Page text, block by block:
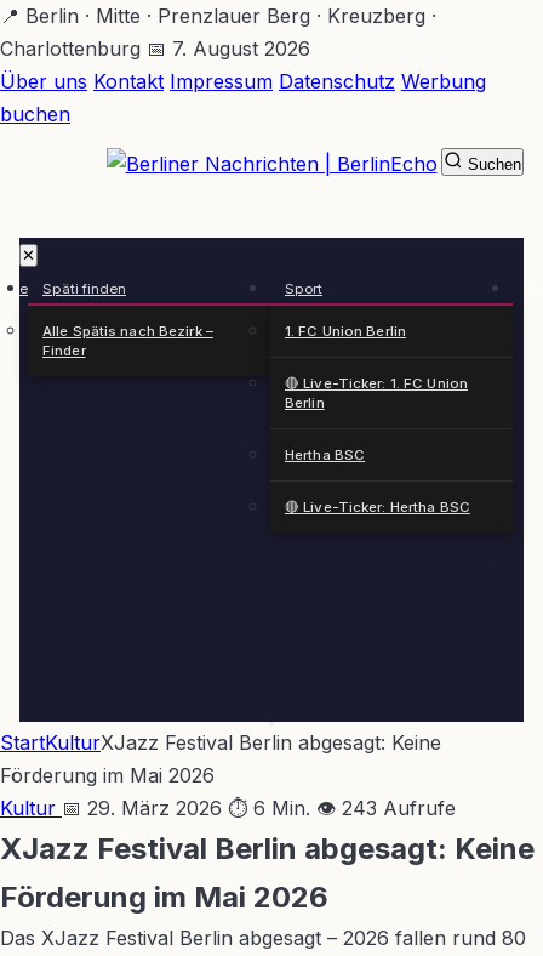
Zum
Hauptinhalt
springen
📍 Berlin · Mitte · Prenzlauer Berg · Kreuzberg ·
Charlottenburg 📅 7. August 2026
Über uns Kontakt Impressum Datenschutz Werbung
buchen
✕
Späti finden
Alle Spätis nach Bezirk –
Finder
Sport
1. FC Union Berlin
🔴 Live-Ticker: 1. FC Union
Berlin
Hertha BSC
🔴 Live-Ticker: Hertha BSC
Suchen
StartKulturXJazz Festival Berlin abgesagt: Keine
Förderung im Mai 2026
Kultur 📅 29. März 2026 ⏱ 6 Min. 👁 243 Aufrufe
XJazz Festival Berlin abgesagt: Keine
Förderung im Mai 2026
Das XJazz Festival Berlin abgesagt – 2026 fallen rund 80